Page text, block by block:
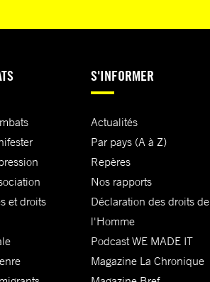
et droits
S'INFORMER
Actualités
Par pays (A à Z)
Repères
Nos rapports
Déclaration des droits de
l'Homme
Podcast WE MADE IT
Magazine La Chronique